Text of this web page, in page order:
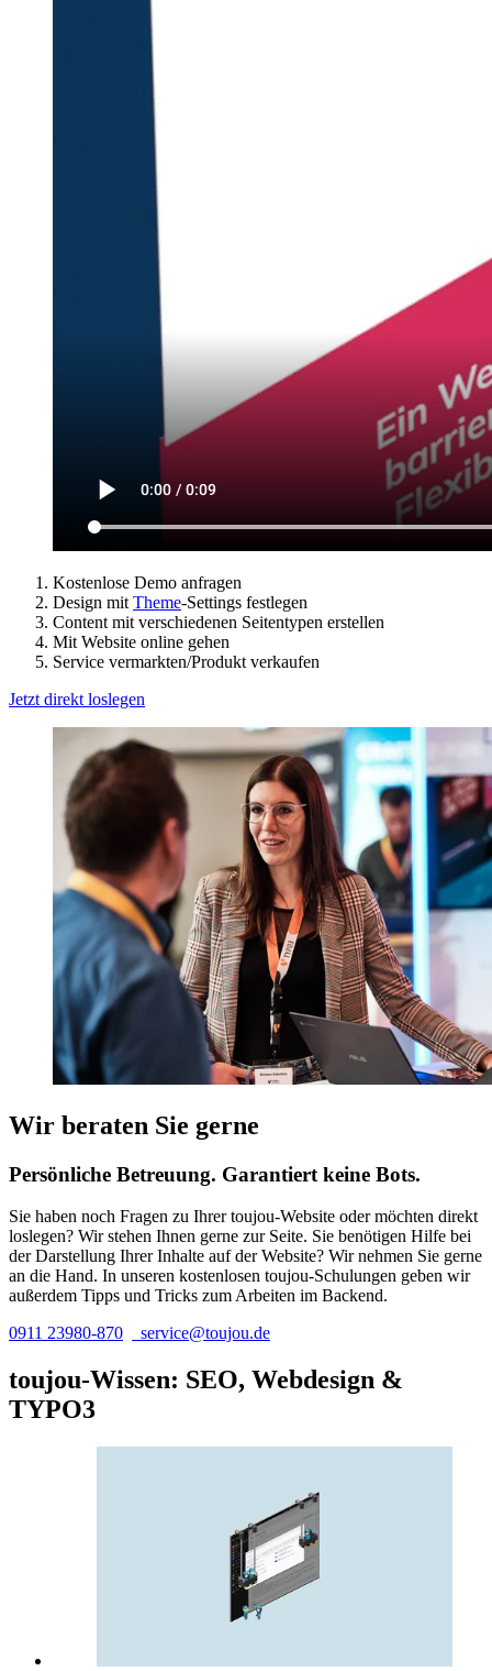
Kostenlose Demo anfragen
Design mit Theme-Settings festlegen
Content mit verschiedenen Seitentypen erstellen
Mit Website online gehen
Service vermarkten/Produkt verkaufen
Jetzt direkt loslegen
Wir beraten Sie gerne
Persönliche Betreuung. Garantiert keine Bots.
Sie haben noch Fragen zu Ihrer toujou-Website oder möchten direkt
loslegen? Wir stehen Ihnen gerne zur Seite. Sie benötigen Hilfe bei
der Darstellung Ihrer Inhalte auf der Website? Wir nehmen Sie gerne
an die Hand. In unseren kostenlosen toujou-Schulungen geben wir
außerdem Tipps und Tricks zum Arbeiten im Backend.
0911 23980-870
service@toujou.de
toujou-Wissen: SEO, Webdesign &
TYPO3